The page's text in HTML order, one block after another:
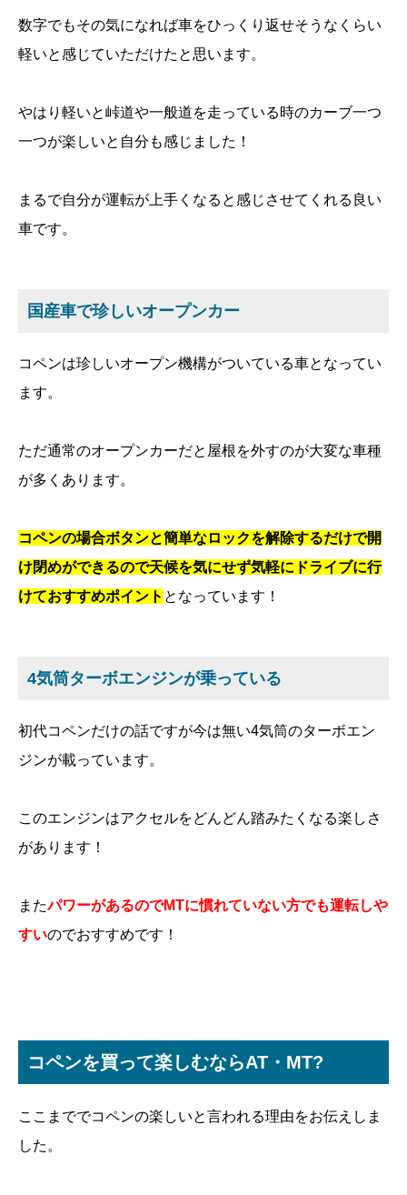
数字でもその気になれば車をひっくり返せそうなくらい
軽いと感じていただけたと思います。
やはり軽いと峠道や一般道を走っている時のカーブ一つ
一つが楽しいと自分も感じました！
まるで自分が運転が上手くなると感じさせてくれる良い
車です。
国産車で珍しいオープンカー
コペンは珍しいオープン機構がついている車となってい
ます。
ただ通常のオープンカーだと屋根を外すのが大変な車種
が多くあります。
コペンの場合ボタンと簡単なロックを解除するだけで開
け閉めができるので天候を気にせず気軽にドライブに行
けておすすめポイント となっています！
4気筒ターボエンジンが乗っている
初代コペンだけの話ですが今は無い4気筒のターボエン
ジンが載っています。
このエンジンはアクセルをどんどん踏みたくなる楽しさ
があります！
またパワーがあるのでMTに慣れていない方でも運転しや
すいのでおすすめです！
コペンを買って楽しむならAT・MT?
ここまででコペンの楽しいと言われる理由をお伝えしま
した。